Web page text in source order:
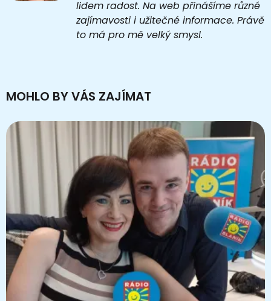
lidem radost. Na web přinášíme různé
zajímavosti i užitečné informace. Právě
to má pro mě velký smysl.
MOHLO BY VÁS ZAJÍMAT